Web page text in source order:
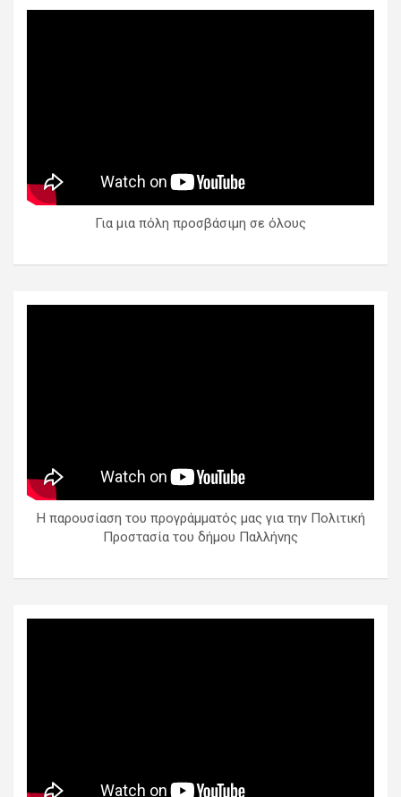
Για μια πόλη προσβάσιμη σε όλους
Η παρουσίαση του προγράμματός μας για την Πολιτική
Προστασία του δήμου Παλλήνης